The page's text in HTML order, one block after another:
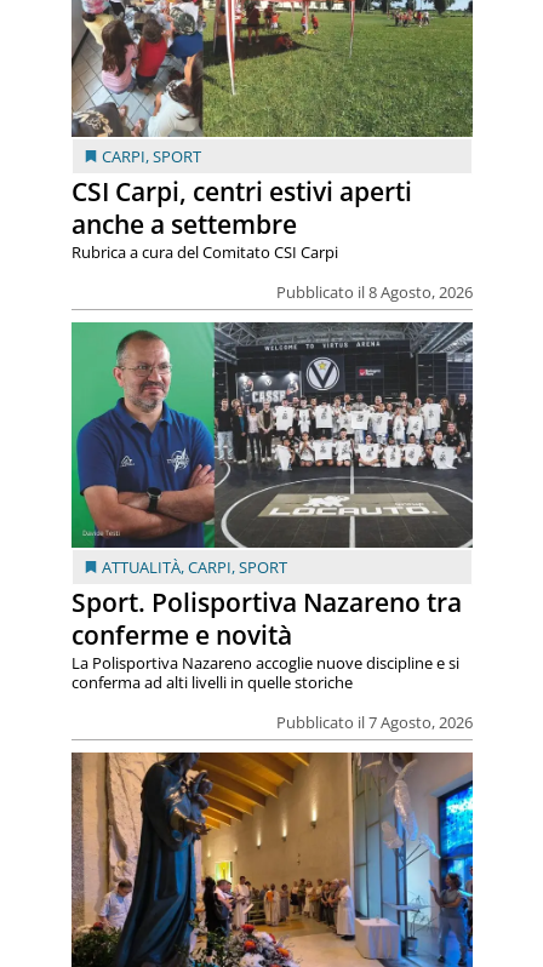
CARPI,SPORT
CSI Carpi, centri estivi aperti
anche a settembre
Pubblicato il 8 Agosto, 2026
Rubrica a cura del Comitato CSI Carpi
ATTUALITÀ,CARPI,SPORT
Sport. Polisportiva Nazareno tra
conferme e novità
Pubblicato il 7 Agosto, 2026
La Polisportiva Nazareno accoglie nuove discipline e si
conferma ad alti livelli in quelle storiche